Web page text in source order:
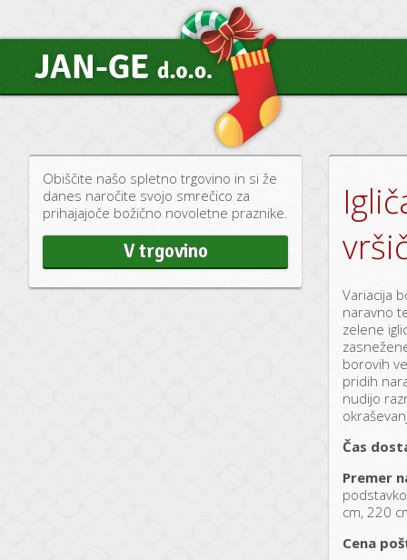
Obiščite našo spletno trgovino in si že
danes naročite svojo smrečico za
prihajajoče božično novoletne praznike.
V trgovino
Variacija
naravno
zelene
borovih
pridih
nudijo
Čas
Premer
cm, 220
Cena